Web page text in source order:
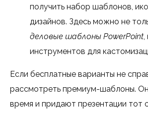
получить набор шаблонов,
дизайнов. Здесь можно не
деловые шаблоны PowerPoint,
инструментов для
Если бесплатные варианты не
рассмотреть премиум-шаблоны.
время и придают презентации тот